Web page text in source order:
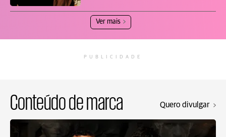
Ver mais
PUBLICIDADE
Conteúdo de marca Quero divulgar